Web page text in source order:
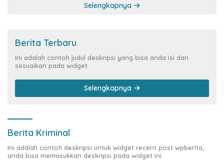
Selengkapnya
Berita Terbaru
Ini adalah contoh judul deskripsi yang bisa anda isi dan
sesuaikan pada widget
Selengkapnya
Berita Kriminal
Ini adalah contoh deskripsi untuk widget recent post wpberita,
anda bisa memasukkan deskripsi pada widget ini.